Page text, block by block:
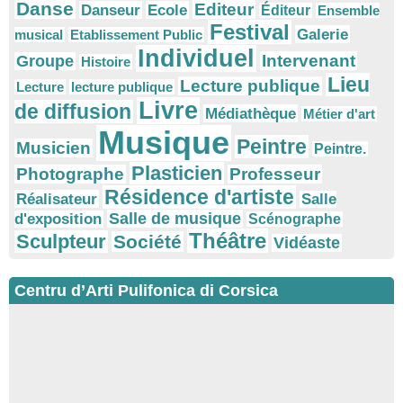
Danse Danseur Ecole Editeur Éditeur Ensemble
musical Etablissement Public Festival Galerie
Groupe Histoire Individuel Intervenant
Lecture lecture publique Lecture publique Lieu
de diffusion Livre Médiathèque Métier d'art
Musicien Musique Peintre Peintre.
Photographe Plasticien Professeur
Réalisateur Résidence d'artiste Salle
d'exposition Salle de musique Scénographe
Sculpteur Société Théâtre Vidéaste
Centru d’Arti Pulifonica di Corsica